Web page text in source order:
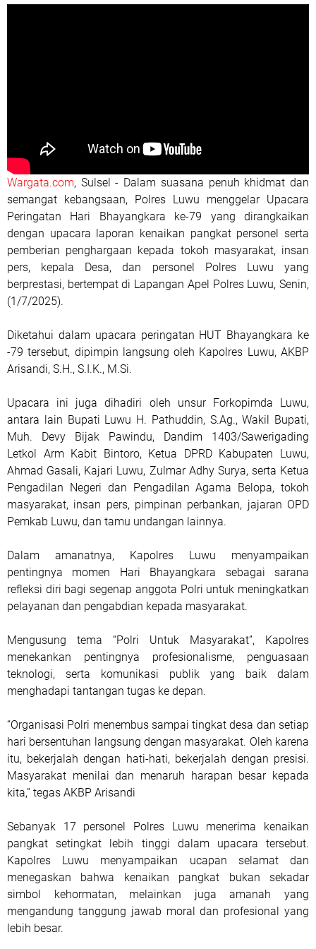
Wargata.com, Sulsel - Dalam suasana penuh khidmat dan
semangat kebangsaan, Polres Luwu menggelar Upacara
Peringatan Hari Bhayangkara ke-79 yang dirangkaikan
dengan upacara laporan kenaikan pangkat personel serta
pemberian penghargaan kepada tokoh masyarakat, insan
pers, kepala Desa, dan personel Polres Luwu yang
berprestasi, bertempat di Lapangan Apel Polres Luwu, Senin,
(1/7/2025).
Diketahui dalam upacara peringatan HUT Bhayangkara ke
-79 tersebut, dipimpin langsung oleh Kapolres Luwu, AKBP
Arisandi, S.H., S.I.K., M.Si.
Upacara ini juga dihadiri oleh unsur Forkopimda Luwu,
antara lain Bupati Luwu H. Pathuddin, S.Ag., Wakil Bupati,
Muh. Devy Bijak Pawindu, Dandim 1403/Sawerigading
Letkol Arm Kabit Bintoro, Ketua DPRD Kabupaten Luwu,
Ahmad Gasali, Kajari Luwu, Zulmar Adhy Surya, serta Ketua
Pengadilan Negeri dan Pengadilan Agama Belopa, tokoh
masyarakat, insan pers, pimpinan perbankan, jajaran OPD
Pemkab Luwu, dan tamu undangan lainnya.
Dalam amanatnya, Kapolres Luwu menyampaikan
pentingnya momen Hari Bhayangkara sebagai sarana
refleksi diri bagi segenap anggota Polri untuk meningkatkan
pelayanan dan pengabdian kepada masyarakat.
Mengusung tema “Polri Untuk Masyarakat”, Kapolres
menekankan pentingnya profesionalisme, penguasaan
teknologi, serta komunikasi publik yang baik dalam
menghadapi tantangan tugas ke depan.
“Organisasi Polri menembus sampai tingkat desa dan setiap
hari bersentuhan langsung dengan masyarakat. Oleh karena
itu, bekerjalah dengan hati-hati, bekerjalah dengan presisi.
Masyarakat menilai dan menaruh harapan besar kepada
kita,” tegas AKBP Arisandi
Sebanyak 17 personel Polres Luwu menerima kenaikan
pangkat setingkat lebih tinggi dalam upacara tersebut.
Kapolres Luwu menyampaikan ucapan selamat dan
menegaskan bahwa kenaikan pangkat bukan sekadar
simbol kehormatan, melainkan juga amanah yang
mengandung tanggung jawab moral dan profesional yang
lebih besar.